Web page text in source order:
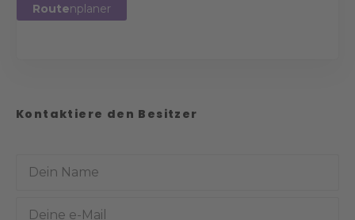
Routenplaner
Kontaktiere den Besitzer